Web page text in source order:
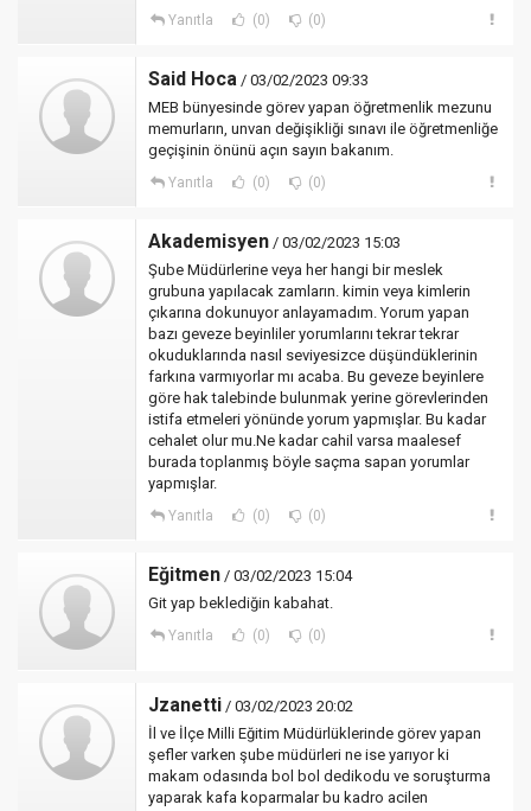
Yanıtla (0) (0)
Said Hoca / 03/02/2023 09:33
MEB bünyesinde görev yapan öğretmenlik mezunu
memurların, unvan değişikliği sınavı ile öğretmenliğe
geçişinin önünü açın sayın bakanım.
Yanıtla (0) (0)
Akademisyen / 03/02/2023 15:03
Şube Müdürlerine veya her hangi bir meslek
grubuna yapılacak zamların. kimin veya kimlerin
çıkarına dokunuyor anlayamadım. Yorum yapan
bazı geveze beyinliler yorumlarını tekrar tekrar
okuduklarında nasıl seviyesizce düşündüklerinin
farkına varmıyorlar mı acaba. Bu geveze beyinlere
göre hak talebinde bulunmak yerine görevlerinden
istifa etmeleri yönünde yorum yapmışlar. Bu kadar
cehalet olur mu.Ne kadar cahil varsa maalesef
burada toplanmış böyle saçma sapan yorumlar
yapmışlar.
Yanıtla (0) (0)
Eğitmen / 03/02/2023 15:04
Git yap beklediğin kabahat.
Yanıtla (0) (0)
Jzanetti / 03/02/2023 20:02
İl ve İlçe Milli Eğitim Müdürlüklerinde görev yapan
şefler varken şube müdürleri ne ise yarıyor ki
makam odasında bol bol dedikodu ve soruşturma
yaparak kafa koparmalar bu kadro acilen